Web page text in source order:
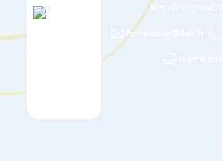
Votre contact
formation@leh.fr